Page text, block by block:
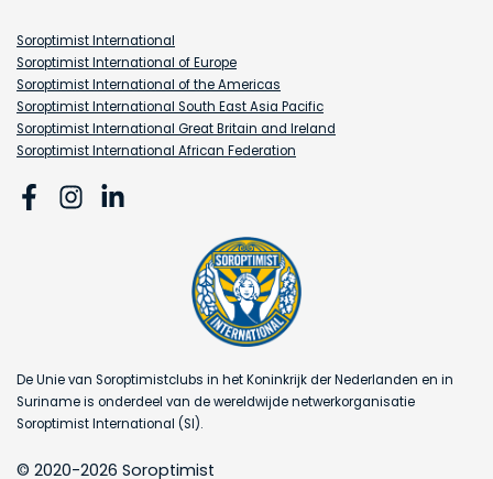
Soroptimist International
Soroptimist International of Europe
Soroptimist International of the Americas
Soroptimist International South East Asia Pacific
Soroptimist International Great Britain and Ireland
Soroptimist International African Federation
De Unie van Soroptimistclubs in het Koninkrijk der Nederlanden en in
Suriname is onderdeel van de wereldwijde netwerkorganisatie
Soroptimist International (SI).
© 2020-2026 Soroptimist